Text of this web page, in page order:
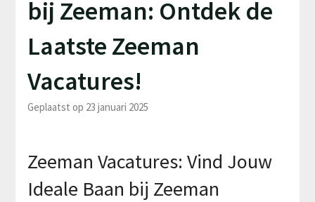
bij Zeeman: Ontdek de
Laatste Zeeman
Vacatures!
Geplaatst op 23 januari 2025
Zeeman Vacatures: Vind Jouw
Ideale Baan bij Zeeman